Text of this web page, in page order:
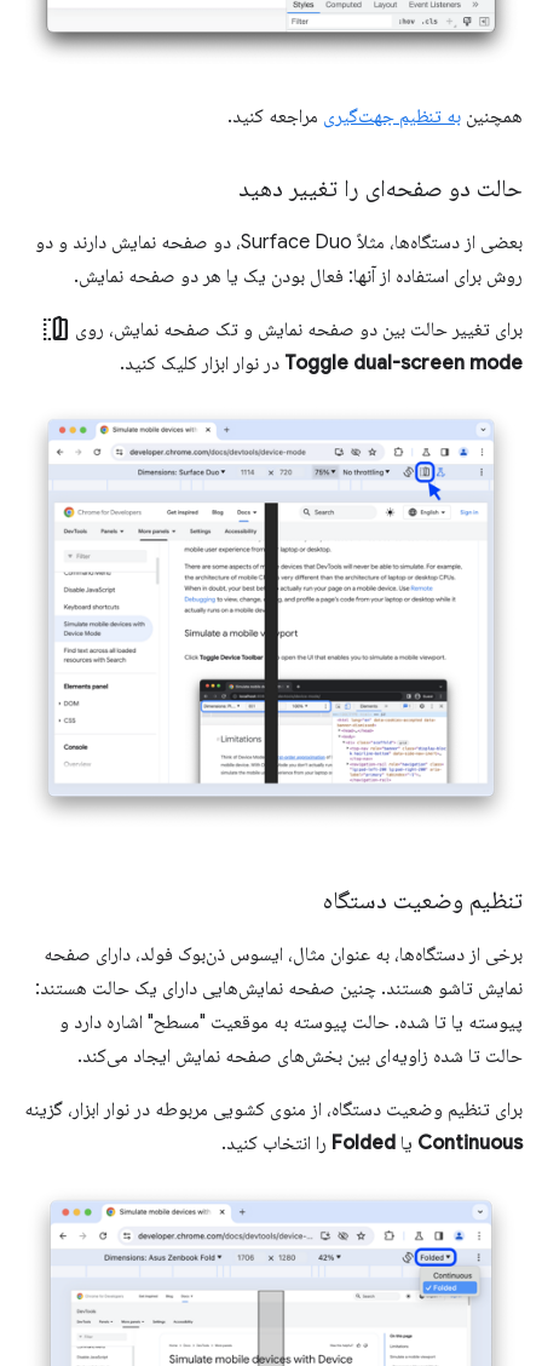
همچنین به تنظیم جهت‌گیری مراجعه کنید.
حالت دو صفحه‌ای را تغییر دهید
بعضی از دستگاه‌ها، مثلاً Surface Duo، دو صفحه نمایش دارند و دو
روش برای استفاده از آنها: فعال بودن یک یا هر دو صفحه نمایش.
برای تغییر حالت بین دو صفحه نمایش و تک صفحه نمایش، روی devices_fold
Toggle dual-screen mode در نوار ابزار کلیک کنید.
تنظیم وضعیت دستگاه
برخی از دستگاه‌ها، به عنوان مثال، ایسوس ذن‌بوک فولد، دارای صفحه
نمایش تاشو هستند. چنین صفحه نمایش‌هایی دارای یک حالت هستند:
پیوسته یا تا شده. حالت پیوسته به موقعیت "مسطح" اشاره دارد و
حالت تا شده زاویه‌ای بین بخش‌های صفحه نمایش ایجاد می‌کند.
برای تنظیم وضعیت دستگاه، از منوی کشویی مربوطه در نوار ابزار، گزینه
Continuous یا Folded را انتخاب کنید.